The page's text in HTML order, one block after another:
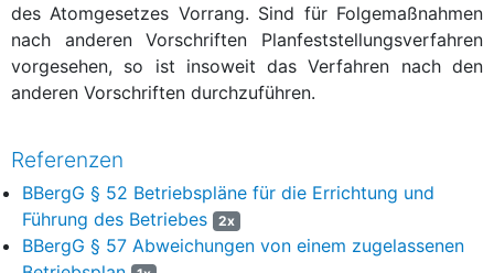
des Atomgesetzes Vorrang. Sind für Folgemaßnahmen
nach anderen Vorschriften Planfeststellungsverfahren
vorgesehen, so ist insoweit das Verfahren nach den
anderen Vorschriften durchzuführen.
Referenzen
BBergG § 52 Betriebspläne für die Errichtung und
Führung des Betriebes
2x
BBergG § 57 Abweichungen von einem zugelassenen